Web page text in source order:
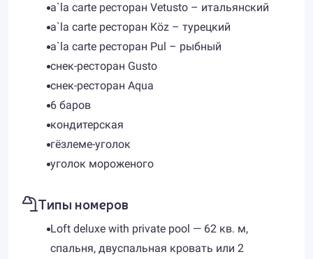
a`la carte ресторан Vetusto – итальянский
a`la carte ресторан Köz – турецкий
a`la carte ресторан Pul – рыбный
снек-ресторан Gusto
снек-ресторан Aqua
6 баров
кондитерская
гёзлеме-уголок
уголок мороженого
Типы номеров
Loft deluxe with private pool — 62 кв. м,
спальня, двуспальная кровать или 2